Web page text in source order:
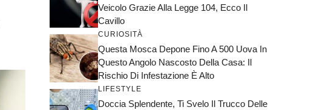
Veicolo Grazie Alla Legge 104, Ecco Il
Cavillo
CURIOSITÀ
Questa Mosca Depone Fino A 500 Uova In
Questo Angolo Nascosto Della Casa: Il
Rischio Di Infestazione È Alto
LIFESTYLE
Doccia Splendente, Ti Svelo Il Trucco Delle